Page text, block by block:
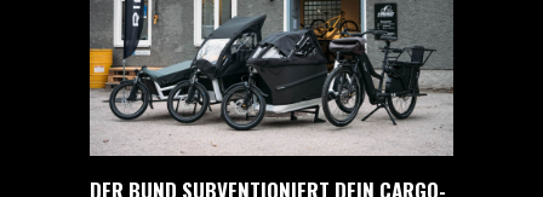
DER BUND SUBVENTIONIERT DEIN CARGO-